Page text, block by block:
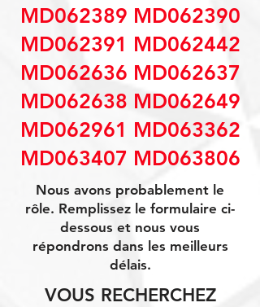
MD062389 MD062390
MD062391 MD062442
MD062636 MD062637
MD062638 MD062649
MD062961 MD063362
MD063407 MD063806
Nous avons probablement le
rôle. Remplissez le formulaire ci-
dessous et nous vous
répondrons dans les meilleurs
délais.
VOUS RECHERCHEZ